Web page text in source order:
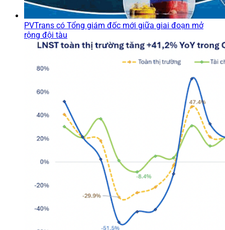
PVTrans có Tổng giám đốc mới giữa giai đoạn mở
rộng đội tàu